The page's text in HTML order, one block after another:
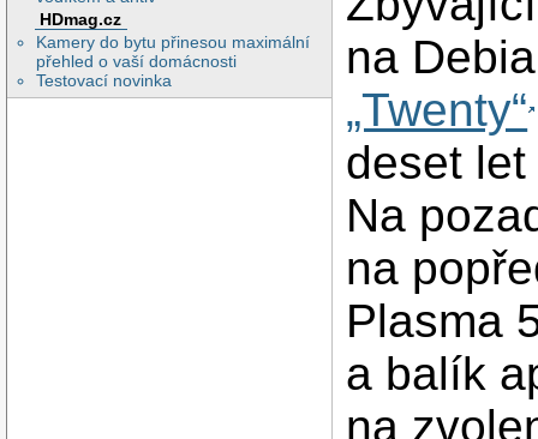
HDmag.cz
Kamery do bytu přinesou maximální
přehled o vaší domácnosti
Testovací novinka
na
„Twenty“
deset
Na
na
Plasma
a balík
na